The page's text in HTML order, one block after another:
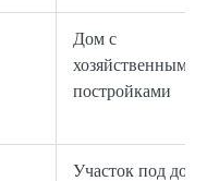
Дом с
хозяйственными
постройками
Участок под дом